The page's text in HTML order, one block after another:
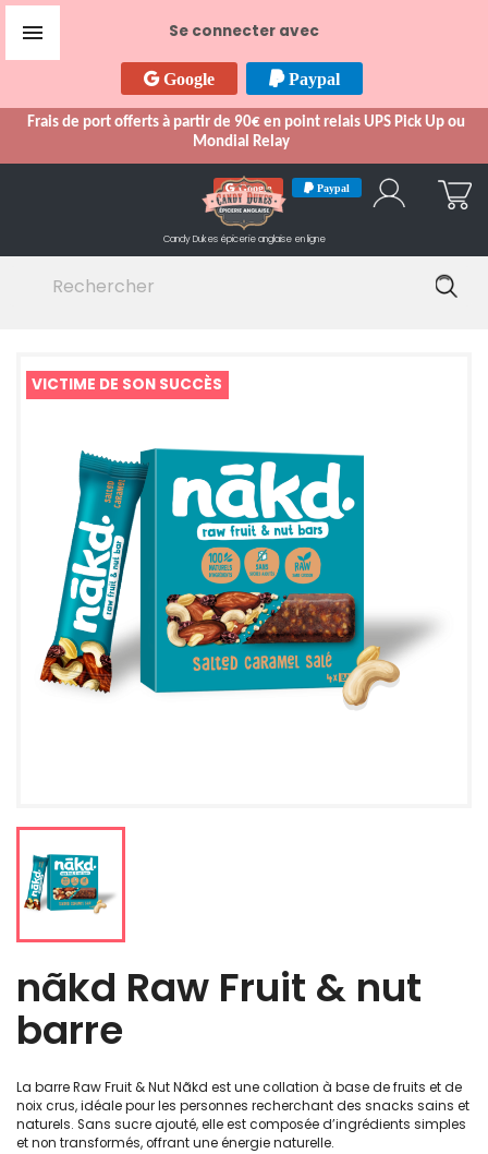
Se connecter avec
Google Paypal
Frais de port offerts à partir de 90€ en point relais UPS Pick Up ou
Mondial Relay

Google Paypal
Candy Dukes épicerie anglaise en ligne
VICTIME DE SON SUCCÈS
nãkd Raw Fruit & nut
barre
La barre Raw Fruit & Nut Nãkd est une collation à base de fruits et de
noix crus, idéale pour les personnes recherchant des snacks sains et
naturels. Sans sucre ajouté, elle est composée d’ingrédients simples
et non transformés, offrant une énergie naturelle.